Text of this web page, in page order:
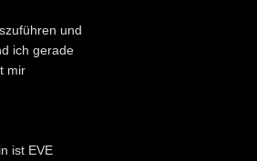
und
ich gerade
mir
ist EVE